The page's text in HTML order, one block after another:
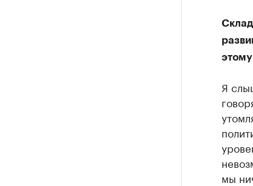
этому
Я
мы